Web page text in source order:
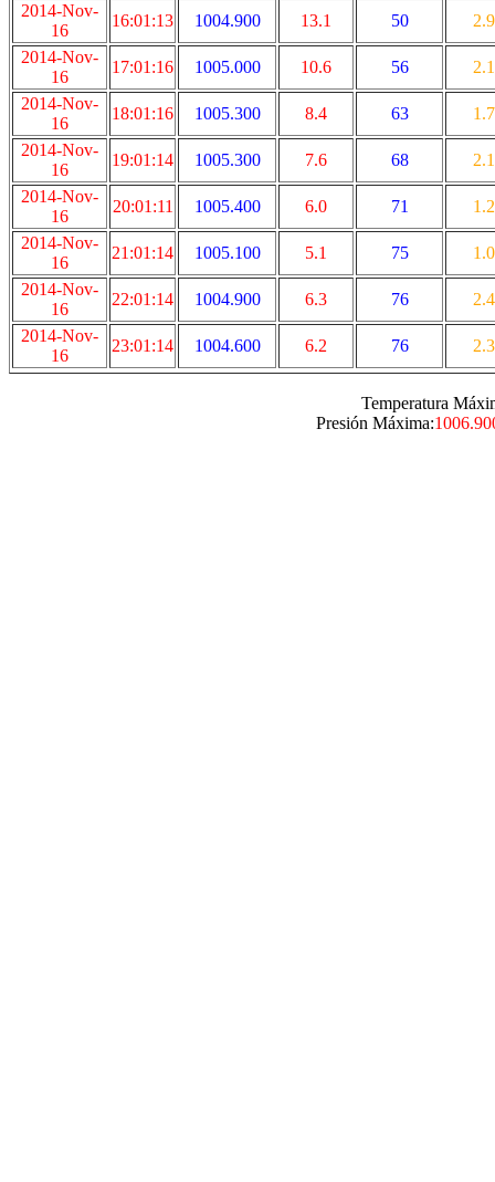
2014-Nov-
16
16:01:13 1004.900 13.1 50
2.9
2014-Nov-
16
17:01:16 1005.000 10.6 56
2.1
2014-Nov-
16
18:01:16 1005.300 8.4 63
1.7
2014-Nov-
16
19:01:14 1005.300 7.6 68
2.1
2014-Nov-
16
20:01:11 1005.400 6.0 71
1.2
2014-Nov-
16
21:01:14 1005.100 5.1 75
1.0
2014-Nov-
16
22:01:14 1004.900 6.3 76
2.4
2014-Nov-
16
23:01:14 1004.600 6.2 76 2.3
Temperatura
Presión Máxima: